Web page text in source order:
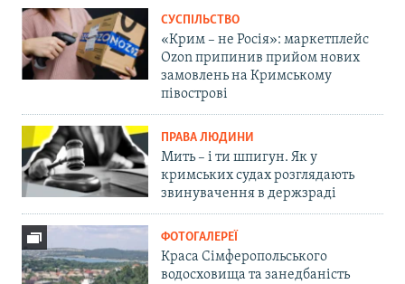
СУСПІЛЬСТВО
«Крим – не Росія»: маркетплейс
Ozon припинив прийом нових
замовлень на Кримському
півострові
ПРАВА ЛЮДИНИ
Мить – і ти шпигун. Як у
кримських судах розглядають
звинувачення в держзраді
ФОТОГАЛЕРЕЇ
Краса Сімферопольського
водосховища та занедбаність